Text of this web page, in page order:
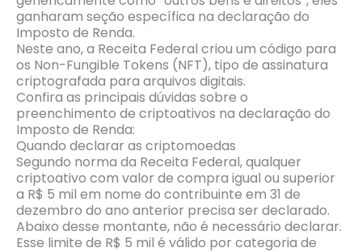
ganharam seção específica na declaração do
Imposto de Renda.
Neste ano, a Receita Federal criou um código para
os Non-Fungible Tokens (NFT), tipo de assinatura
criptografada para arquivos digitais.
Confira as principais dúvidas sobre o
preenchimento de criptoativos na declaração do
Imposto de Renda:
Quando declarar as criptomoedas
Segundo norma da Receita Federal, qualquer
criptoativo com valor de compra igual ou superior
a R$ 5 mil em nome do contribuinte em 31 de
dezembro do ano anterior precisa ser declarado.
Abaixo desse montante, não é necessário declarar.
Esse limite de R$ 5 mil é válido por categoria de